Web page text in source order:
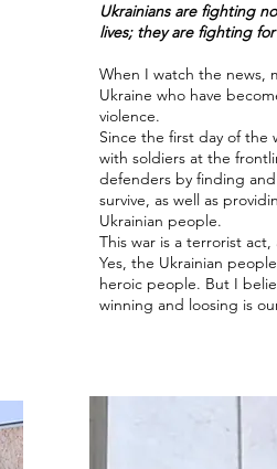
Ukrainians are fighting
lives; they are fighting
When I watch the news,
Ukraine who have
violence.
Since the first day of the
with soldiers at the
defenders by finding
survive, as well as
Ukrainian people.
This war is a terrorist
Yes, the Ukrainian
heroic people. But I
winning and loosing is